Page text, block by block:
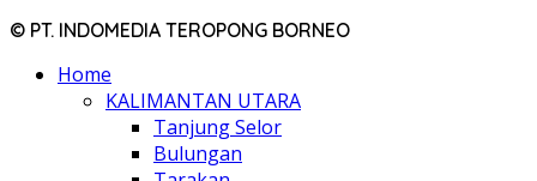
© PT. INDOMEDIA TEROPONG BORNEO
Home
KALIMANTAN UTARA
Tanjung Selor
Bulungan